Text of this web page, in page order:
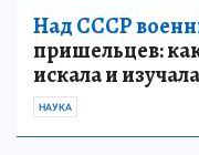
Над СССР
пришельцев:
искала и
НАУКА